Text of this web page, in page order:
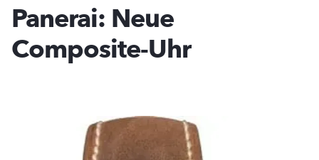
Panerai: Neue
Composite-Uhr